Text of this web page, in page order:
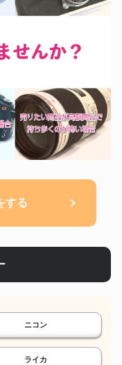
する
ニコン
ライカ